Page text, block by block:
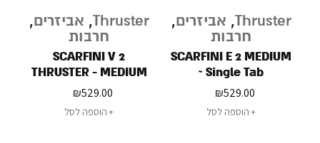
Thruster
, אביזרים,
חרבות
SCARFINI E 2 MEDIUM
~ Single Tab
₪529.00
הוספה לסל
Thruster
, אביזרים,
חרבות
SCARFINI V 2
THRUSTER - MEDIUM
- SINGLE TAB
₪529.00
הוספה לסל